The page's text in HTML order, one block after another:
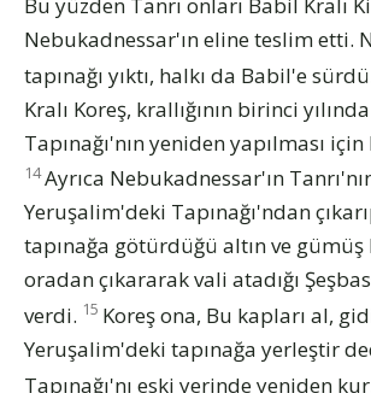
Nebukadnessar'ın eline teslim etti.
tapınağı yıktı, halkı da Babil'e
Kralı Koreş, krallığının birinci
Tapınağı'nın yeniden yapılması
14Ayrıca Nebukadnessar'ın
Yeruşalim'deki Tapınağı'ndan
tapınağa götürdüğü altın ve gümüş
oradan çıkararak vali atadığı
verdi. 15 Koreş ona, Bu kapları al,
Yeruşalim'deki tapınağa yerleştir
Tapınağı'nı eski yerinde yeniden